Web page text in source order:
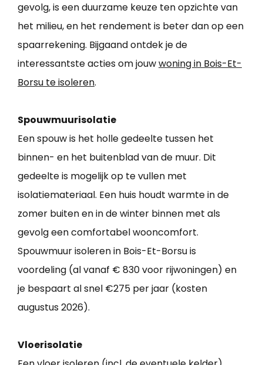
gevolg, is een duurzame keuze ten opzichte van
het milieu, en het rendement is beter dan op een
spaarrekening. Bijgaand ontdek je de
interessantste acties om jouwwoning in Bois-Et-
Borsu te isoleren.
Spouwmuurisolatie
Een spouw is het holle gedeelte tussen het
binnen- en het buitenblad van de muur. Dit
gedeelte is mogelijk op te vullen met
isolatiemateriaal. Een huis houdt warmte in de
zomer buiten en in de winter binnen met als
gevolg een comfortabel wooncomfort.
Spouwmuur isoleren in Bois-Et-Borsu is
voordeling (al vanaf € 830 voor rijwoningen) en
je bespaart al snel €275 per jaar (kosten
augustus 2026).
Vloerisolatie